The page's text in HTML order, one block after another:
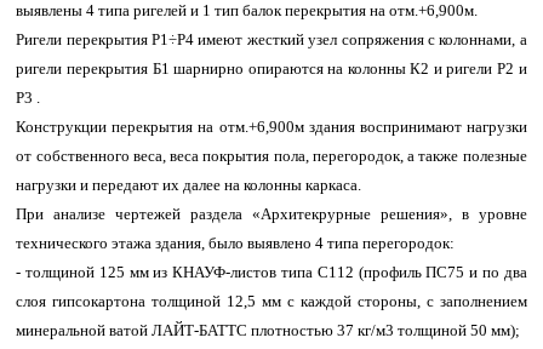
выявлены 4 типа ригелей и 1 тип балок перекрытия на отм.+6,900м.
Ригели перекрытия Р1÷Р4 имеют жесткий узел сопряжения с колоннами, а
ригели перекрытия Б1 шарнирно опираются на колонны К2 и ригели Р2 и
Р3 .
Конструкции перекрытия на отм.+6,900м здания воспринимают нагрузки
от собственного веса, веса покрытия пола, перегородок, а также полезные
нагрузки и передают их далее на колонны каркаса.
При анализе чертежей раздела «Архитекрурные решения», в уровне
технического этажа здания, было выявлено 4 типа перегородок:
- толщиной 125 мм из КНАУФ-листов типа С112 (профиль ПС75 и по два
слоя гипсокартона толщиной 12,5 мм с каждой стороны, с заполнением
минеральной ватой ЛАЙТ-БАТТС плотностью 37 кг/м3 толщиной 50 мм);